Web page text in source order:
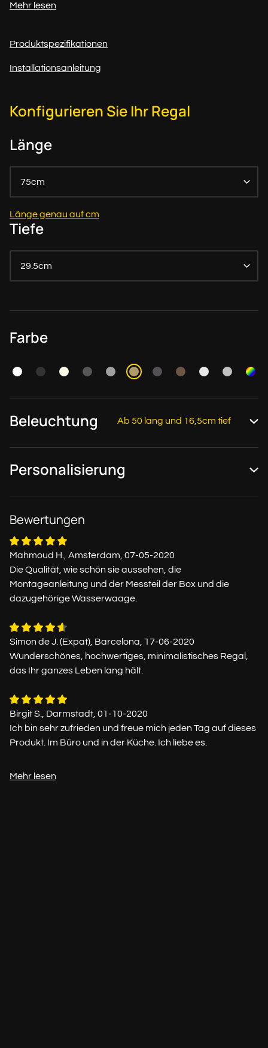
Mehr lesen
Produktspezifikationen
Installationsanleitung
Konfigurieren Sie Ihr Regal
Länge
75cm
Länge genau auf cm
Tiefe
29.5cm
Farbe
Beleuchtung Ab 50 lang und 16,5cm tief
Personalisierung
Bewertungen
Mahmoud H., Amsterdam, 07-05-2020
Die Qualität, wie schön sie aussehen, die
Montageanleitung und der Messteil der Box und die
dazugehörige Wasserwaage.
Simon de J. (Expat), Barcelona, 17-06-2020
Wunderschönes, hochwertiges, minimalistisches Regal,
das Ihr ganzes Leben lang hält.
Birgit S., Darmstadt, 01-10-2020
Ich bin sehr zufrieden und freue mich jeden Tag auf dieses
Produkt. Im Büro und in der Küche. Ich liebe es.
Mehr lesen